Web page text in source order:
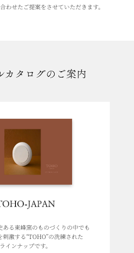
わせたご提案をさせていただきます。
ある東峰窯のものづくりの中でも
刺激する“TOHO”の洗練された
ラインナップです。